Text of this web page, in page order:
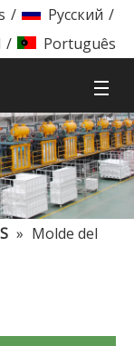
/ Pусский /
/ Português
» Molde del